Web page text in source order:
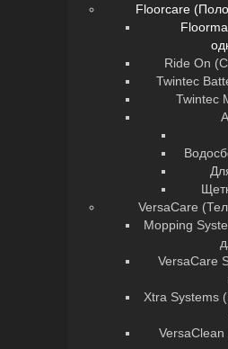
Floorcare
Ride On
Twintec
Twintec
VersaCare
Mopping
VersaCare
Xtra Systems